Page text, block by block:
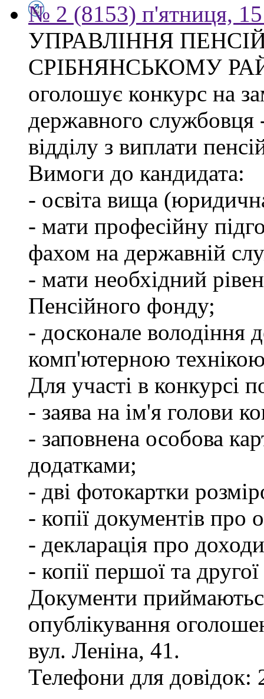
№ 2 (8153) п'ятниця, 15
УПРАВЛІННЯ
СРІБНЯНСЬКОМУ
оголошує конкурс на
державного службовця
відділу з виплати
Вимоги до кандидата:
- освіта вища
- мати професійну
фахом на державній
- мати необхідний
Пенсійного фонду;
- досконале
комп'ютерною
Для участі в конкурсі
- заява на ім'я голови
- заповнена особова
додатками;
- дві фотокартки
- копії документів про
- декларація про
- копії першої та
Документи
опублікування
вул. Леніна, 41.
Телефони для